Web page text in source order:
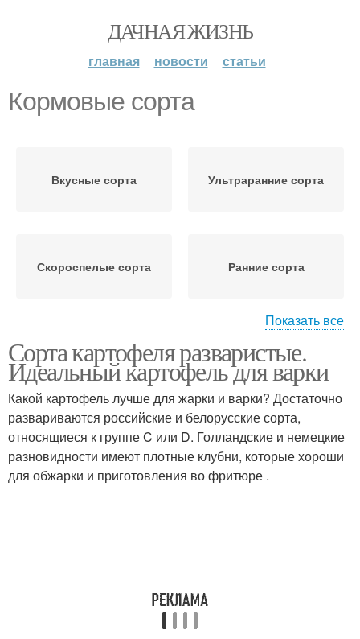
ДАЧНАЯ ЖИЗНЬ
главная новости статьи
Кормовые сорта
Вкусные сорта Ультраранние сорта
Скороспелые сорта Ранние сорта
Рассыпчатые сорта
Показать все
Сорта картофеля разваристые.
Идеальный картофель для варки
Какой картофель лучше для жарки и варки? Достаточно
развариваются российские и белорусские сорта,
относящиеся к группе C или D. Голландские и немецкие
разновидности имеют плотные клубни, которые хороши
для обжарки и приготовления во фритюре .